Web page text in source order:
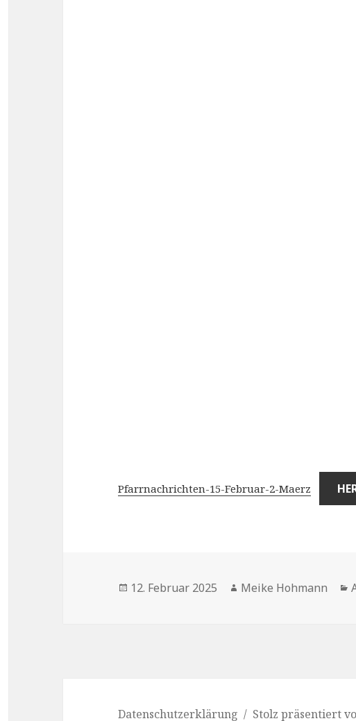
Pfarrnachrichten-15-Februar-2-Maerz
Veröffentlicht
12. Februar 2025 Autor
Meike Hohmann
Datenschutzerklärung Stolz präsentiert